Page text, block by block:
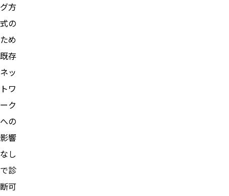
グ方
式の
ため
既存
ネッ
トワ
ーク
への
影響
なし
で診
断可